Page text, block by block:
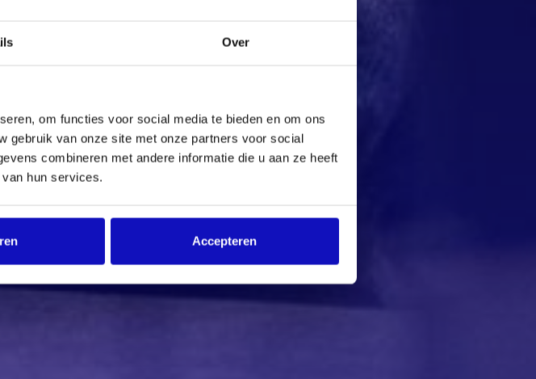
Over
om functies voor social media te bieden en om ons
gebruik van onze site met onze partners voor social
combineren met andere informatie die u aan ze heeft
hun services.
Accepteren